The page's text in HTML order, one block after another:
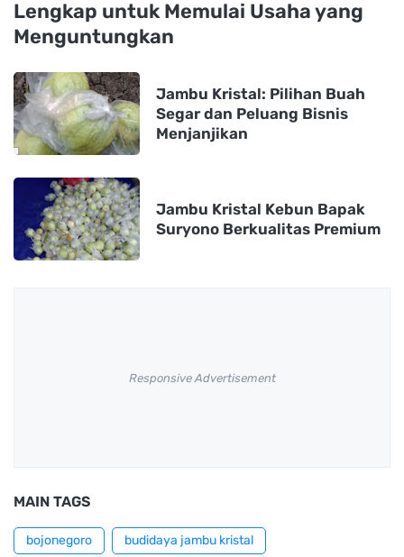
Lengkap untuk Memulai Usaha yang
Menguntungkan
Jambu Kristal: Pilihan Buah
Segar dan Peluang Bisnis
Menjanjikan
Jambu Kristal Kebun Bapak
Suryono Berkualitas Premium
Responsive Advertisement
MAIN TAGS
bojonegoro budidaya jambu kristal